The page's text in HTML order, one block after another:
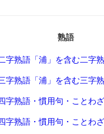
熟語
字熟語 「浦」を含む二字
字熟語 「浦」を含む三字
字熟語・慣用句・ことわざ
字熟語・慣用句・ことわざ